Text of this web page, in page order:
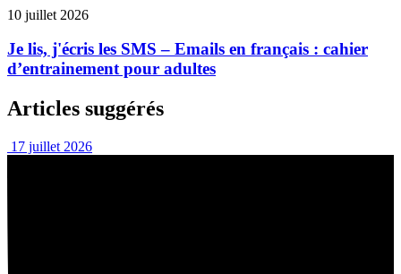
10 juillet 2026
Je lis, j'écris les SMS – Emails en français : cahier
d’entrainement pour adultes
Articles suggérés
17 juillet 2026